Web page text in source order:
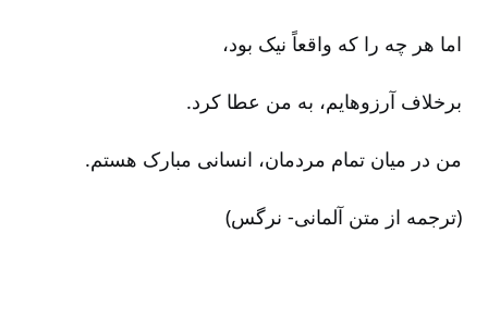
اما هر چه را که واقعاً نیک بود،
برخلاف آرزوهایم‌، به من عطا کرد.
من در میان تمام مردمان‌، انسانی مبارک هستم‌.
(ترجمه از متن آلمانی‌-‏ نرگس‌)